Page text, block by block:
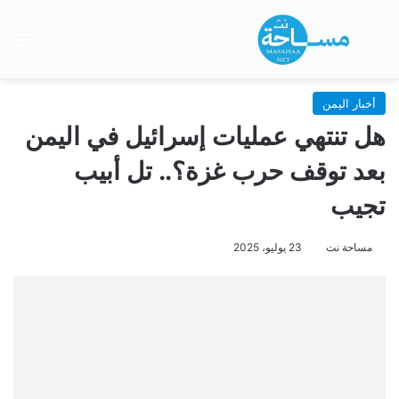
بحث عن
أخبار اليمن
هل تنتهي عمليات إسرائيل في اليمن
بعد توقف حرب غزة؟.. تل أبيب
تجيب
مساحة نت 23 يوليو، 2025